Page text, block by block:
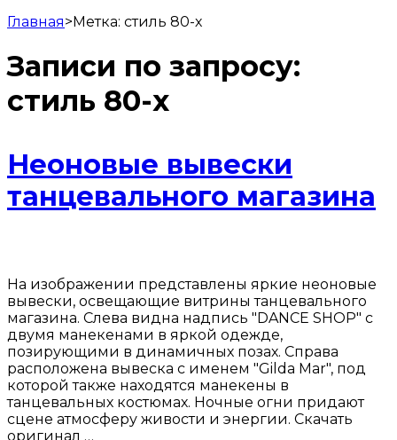
Главная>Метка: стиль 80-х
Записи по запросу:
стиль 80-х
Неоновые вывески
танцевального магазина
На изображении представлены яркие неоновые
вывески, освещающие витрины танцевального
магазина. Слева видна надпись "DANCE SHOP" с
двумя манекенами в яркой одежде,
позирующими в динамичных позах. Справа
расположена вывеска с именем "Gilda Mar", под
которой также находятся манекены в
танцевальных костюмах. Ночные огни придают
сцене атмосферу живости и энергии. Скачать
оригинал …